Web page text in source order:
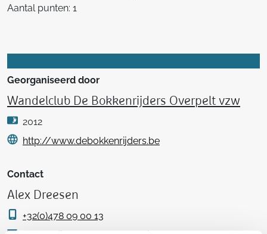
Aantal punten: 1
Georganiseerd door
Wandelclub De Bokkenrijders Overpelt vzw
2012
http://www.debokkenrijders.be
Contact
Alex Dreesen
+32(0)478 09 00 13